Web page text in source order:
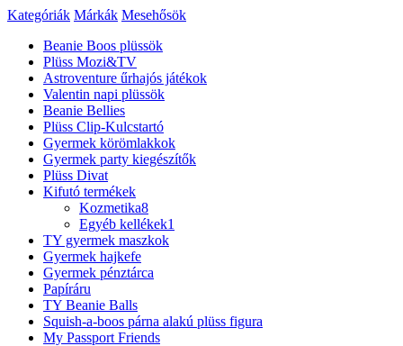
Kategóriák Márkák Mesehősök
Beanie Boos plüssök
Plüss Mozi&TV
Astroventure űrhajós játékok
Valentin napi plüssök
Beanie Bellies
Plüss Clip-Kulcstartó
Gyermek körömlakkok
Gyermek party kiegészítők
Plüss Divat
Kifutó termékek
Kozmetika8
Egyéb kellékek1
TY gyermek maszkok
Gyermek hajkefe
Gyermek pénztárca
Papíráru
TY Beanie Balls
Squish-a-boos párna alakú plüss figura
My Passport Friends